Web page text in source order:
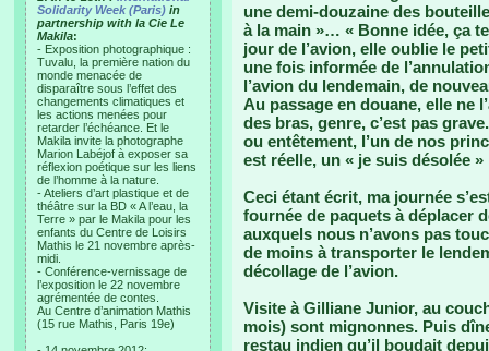
Solidarity Week (Paris) in
partnership with la Cie Le
Makila:
- Exposition photographique :
Tuvalu, la première nation du
monde menacée de
disparaître sous l’effet des
changements climatiques et
les actions menées pour
retarder l’échéance. Et le
Makila invite la photographe
Marion Labéjof à exposer sa
réflexion poétique sur les liens
de l’homme à la nature.
- Ateliers d’art plastique et de
théâtre sur la BD « A l’eau, la
Terre » par le Makila pour les
enfants du Centre de Loisirs
Mathis le 21 novembre après-
midi.
- Conférence-vernissage de
l’exposition le 22 novembre
agrémentée de contes.
Au Centre d’animation Mathis
(15 rue Mathis, Paris 19e)
une demi-douzaine des
à la main »… « Bonne idée, ça
jour de l’avion, elle oublie le
une fois informée de
l’avion du lendemain, de
Au passage en douane, elle ne
des bras, genre, c’est pas
ou entêtement, l’un de nos
est réelle, un « je suis désolée
Ceci étant écrit, ma journée
fournée de paquets à déplacer
auxquels nous n’avons pas
de moins à transporter le
décollage de l’avion.
Visite à Gilliane Junior, au
mois) sont mignonnes. Puis
restau indien qu’il boudait